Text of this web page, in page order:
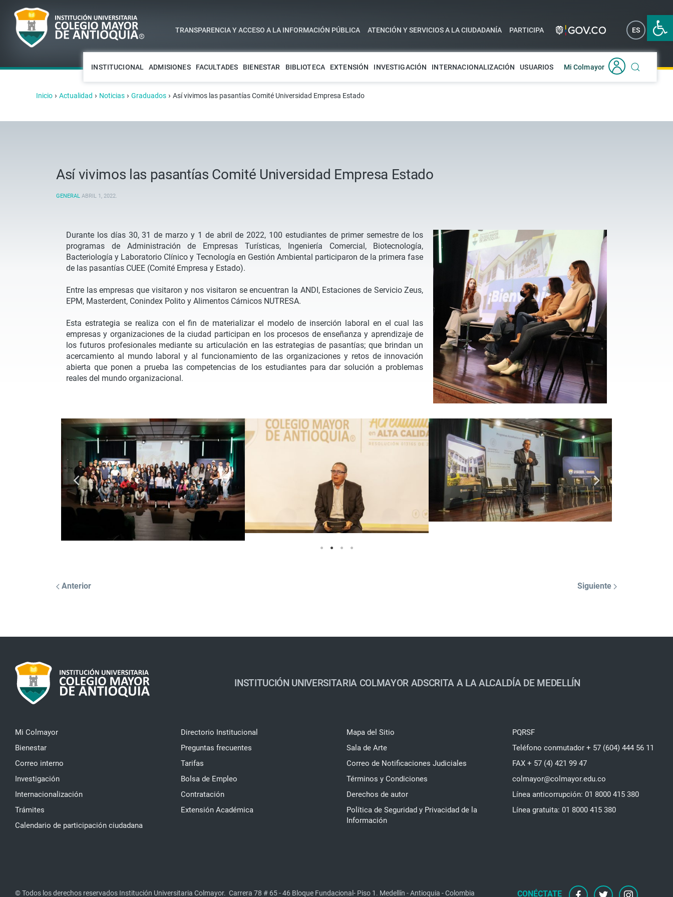
Abrir
TRANSPARENCIA Y ACCESO A LA INFORMACIÓN PÚBLICA ATENCIÓN Y SERVICIOS A LA CIUDADANÍA PARTICIPA ES EN
INSTITUCIONAL ADMISIONES FACULTADES BIENESTAR BIBLIOTECA EXTENSIÓN INVESTIGACIÓN INTERNACIONALIZACIÓN USUARIOS Mi Colmayor
Inicio › Actualidad › Noticias › Graduados › Así vivimos las pasantías Comité Universidad Empresa Estado
Así vivimos las pasantías Comité Universidad Empresa Estado
GENERAL ABRIL 1, 2022.
Durante los días 30, 31 de marzo y 1 de abril de 2022, 100 estudiantes de primer semestre de los
programas de Administración de Empresas Turísticas, Ingeniería Comercial, Biotecnología,
Bacteriología y Laboratorio Clínico y Tecnología en Gestión Ambiental participaron de la primera fase
de las pasantías CUEE (Comité Empresa y Estado).
Entre las empresas que visitaron y nos visitaron se encuentran la ANDI, Estaciones de Servicio Zeus,
EPM, Masterdent, Conindex Polito y Alimentos Cárnicos NUTRESA.
Esta estrategia se realiza con el fin de materializar el modelo de inserción laboral en el cual las
empresas y organizaciones de la ciudad participan en los procesos de enseñanza y aprendizaje de
los futuros profesionales mediante su articulación en las estrategias de pasantías; que brindan un
acercamiento al mundo laboral y al funcionamiento de las organizaciones y retos de innovación
abierta que ponen a prueba las competencias de los estudiantes para dar solución a problemas
reales del mundo organizacional.
Anterior Siguiente
INSTITUCIÓN UNIVERSITARIA COLMAYOR ADSCRITA A LA ALCALDÍA DE MEDELLÍN
Mi Colmayor
Bienestar
Correo interno
Investigación
Internacionalización
Trámites
Calendario de participación ciudadana
Directorio Institucional
Preguntas frecuentes
Tarifas
Bolsa de Empleo
Contratación
Extensión Académica
Mapa del Sitio
Sala de Arte
Correo de Notificaciones Judiciales
Términos y Condiciones
Derechos de autor
Política de Seguridad y Privacidad de la
Información
PQRSF
Teléfono conmutador + 57 (604) 444 56 11
FAX + 57 (4) 421 99 47
colmayor@colmayor.edu.co
Línea anticorrupción: 01 8000 415 380
Línea gratuita: 01 8000 415 380
© Todos los derechos reservados Institución Universitaria Colmayor. Carrera 78 # 65 - 46 Bloque Fundacional- Piso 1. Medellín - Antioquia - Colombia